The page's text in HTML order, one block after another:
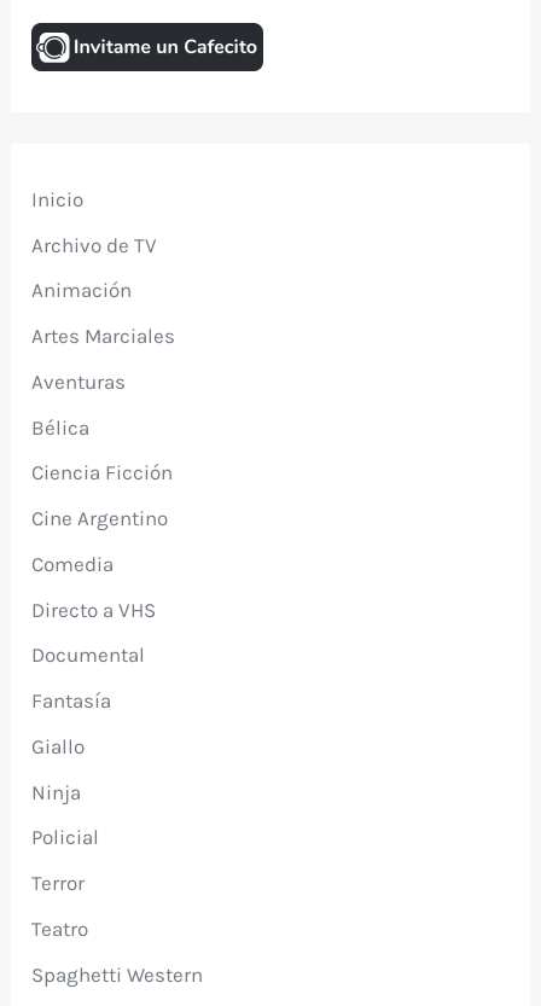
Inicio
Archivo de TV
Animación
Artes Marciales
Aventuras
Bélica
Ciencia Ficción
Cine Argentino
Comedia
Directo a VHS
Documental
Fantasía
Giallo
Ninja
Policial
Terror
Teatro
Spaghetti Western